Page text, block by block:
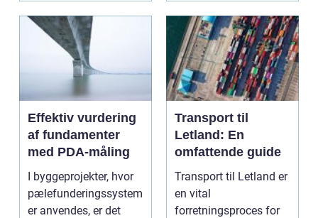
Effektiv vurdering
af fundamenter
med PDA-måling
I byggeprojekter, hvor
pælefunderingssystem
er anvendes, er det
Transport til
Letland: En
omfattende guide
Transport til Letland er
en vital
forretningsproces for